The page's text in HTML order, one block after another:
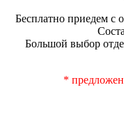
Бесплатно приедем с
Большой выбор
*